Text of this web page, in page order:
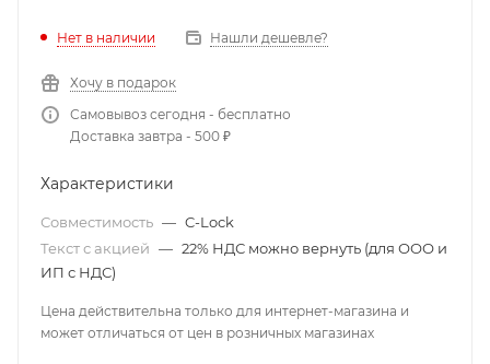
Нет в наличии Нашли дешевле?
Хочу в подарок
Самовывоз сегодня - бесплатно
Доставка завтра - 500 ₽
Характеристики
Совместимость — C-Lock
Текст с акцией — 22% НДС можно вернуть (для ООО и
ИП с НДС)
Цена действительна только для интернет-магазина и
может отличаться от цен в розничных магазинах